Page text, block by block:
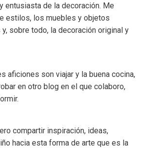
entusiasta de la decoración. Me
estilos, los muebles y objetos
sobre todo, la decoración original y
aficiones son viajar y la buena cocina,
en otro blog en el que colaboro,
compartir inspiración, ideas,
hacia esta forma de arte que es la